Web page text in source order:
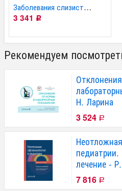
Заболевания слизистой...
3 341
Р
Рекомендуем
Н. Ларина
3 524 Р
педиатрии.
лечение -
7 816 Р